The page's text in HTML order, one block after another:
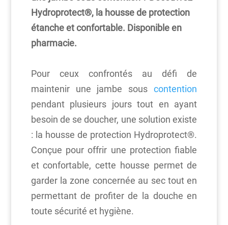
Hydroprotect®, la housse de protection
étanche et confortable. Disponible en
pharmacie.
Pour ceux confrontés au défi de
maintenir une jambe souscontention
pendant plusieurs jours tout en ayant
besoin de se doucher, une solution existe
: la housse de protection Hydroprotect®.
Conçue pour offrir une protection fiable
et confortable, cette housse permet de
garder la zone concernée au sec tout en
permettant de profiter de la douche en
toute sécurité et hygiène.